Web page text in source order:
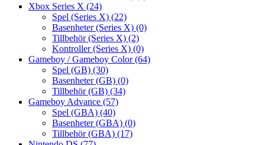
Xbox Series X (24)
Spel (Series X) (22)
Basenheter (Series X) (0)
Tillbehör (Series X) (2)
Kontroller (Series X) (0)
Gameboy / Gameboy Color(64)
Spel (GB) (30)
Basenheter (GB) (0)
Tillbehör (GB) (34)
Gameboy Advance (57)
Spel (GBA) (40)
Basenheter (GBA) (0)
Tillbehör (GBA) (17)